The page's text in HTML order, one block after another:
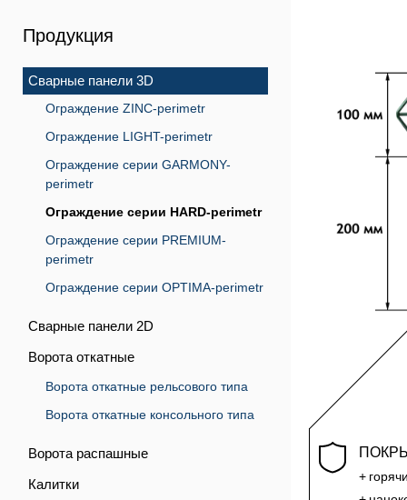
Продукция
Сварные панели 3D
Ограждение ZINC-perimetr
Ограждение LIGHT-perimetr
Ограждение серии GARMONY-
perimetr
Ограждение серии HARD-perimetr
Ограждение серии PREMIUM-
perimetr
Ограждение серии OPTIMA-perimetr
Сварные панели 2D
Ворота откатные
Ворота откатные рельсового типа
Ворота откатные консольного типа
Ворота распашные
Калитки